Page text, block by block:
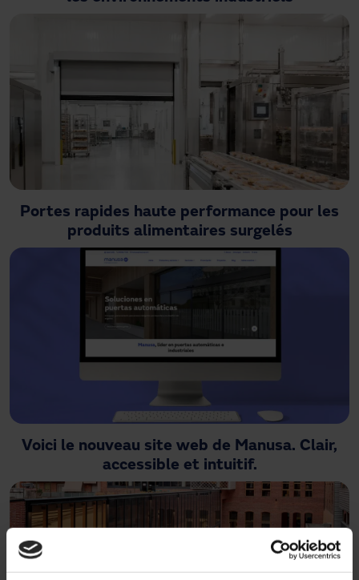
Portes rapides haute performance pour les
produits alimentaires surgelés
Voici le nouveau site web de Manusa. Clair,
accessible et intuitif.